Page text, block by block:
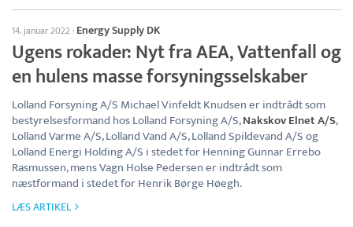
14. januar 2022· Energy Supply DK
Ugens rokader: Nyt fra AEA, Vattenfall og
en hulens masse forsyningsselskaber
Lolland Forsyning A/S Michael Vinfeldt Knudsen er indtrådt som
bestyrelsesformand hos Lolland Forsyning A/S,Nakskov Elnet A/S,
Lolland Varme A/S, Lolland Vand A/S, Lolland Spildevand A/S og
Lolland Energi Holding A/S i stedet for Henning Gunnar Errebo
Rasmussen, mens Vagn Holse Pedersen er indtrådt som
næstformand i stedet for Henrik Børge Høegh.
LÆS ARTIKEL